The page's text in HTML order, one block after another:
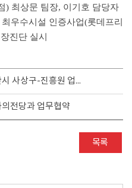
) 최상문 팀장, 이기호 담당자
우수시설 인증사업(롯데프리
진단 실시
[진흥원관련] 부산시 사상구-진흥원 업무협약 체결식 개최
전당과 업무협약
목록